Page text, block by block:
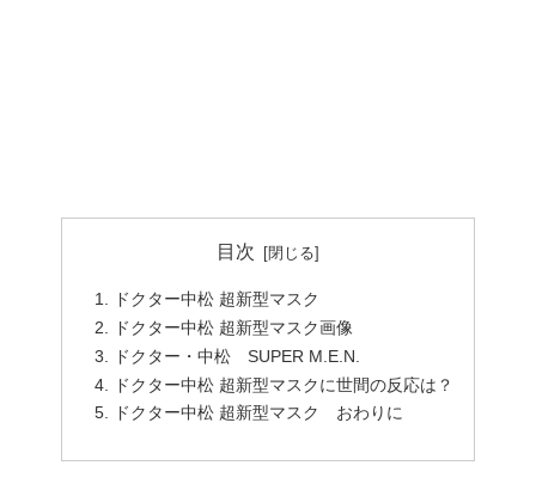
目次
ドクター中松 超新型マスク
ドクター中松 超新型マスク画像
ドクター・中松 SUPER M.E.N.
ドクター中松 超新型マスクに世間の反応は？
ドクター中松 超新型マスク おわりに